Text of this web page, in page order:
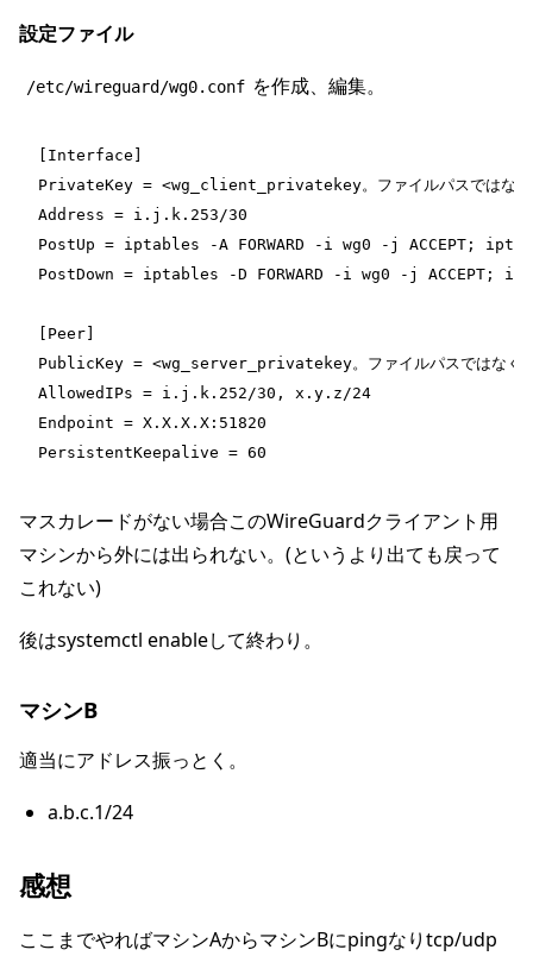
設定ファイル
/etc/wireguard/wg0.conf を作成、編集。
[Interface]
PrivateKey = <wg_client_privatekey。ファイルパスではなく
Address = i.j.k.253/30
PostUp = iptables -A FORWARD -i wg0 -j ACCEPT;
PostDown = iptables -D FORWARD -i wg0 -j ACCEPT;
[Peer]
PublicKey = <wg_server_privatekey。ファイルパスではなく
AllowedIPs = i.j.k.252/30, x.y.z/24
Endpoint = X.X.X.X:51820
PersistentKeepalive = 60
マスカレードがない場合このWireGuardクライアント用
マシンから外には出られない。(というより出ても戻って
これない)
後はsystemctl enableして終わり。
マシンB
適当にアドレス振っとく。
a.b.c.1/24
感想
ここまでやればマシンAからマシンBにpingなりtcp/udp